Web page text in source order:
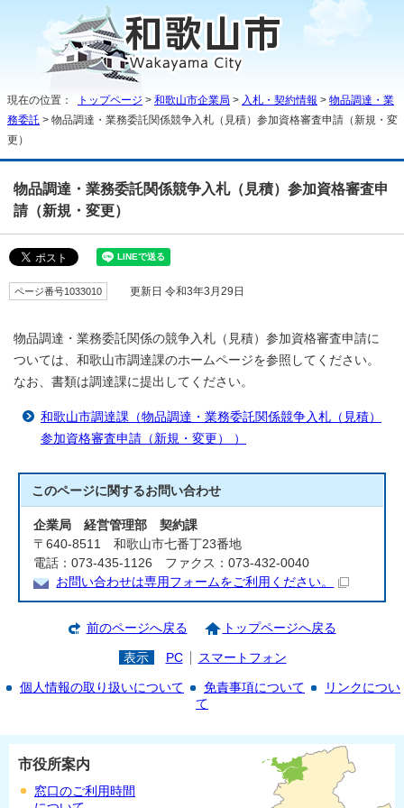
現在の位置： トップページ > 和歌山市企業局 > 入札・契約情報 > 物品調達・業
務委託 > 物品調達・業務委託関係競争入札（見積）参加資格審査申請（新規・変
更）
物品調達・業務委託関係競争入札（見積）参加資格審査申
請（新規・変更）
ページ番号1033010 更新日 令和3年3月29日
物品調達・業務委託関係の競争入札（見積）参加資格審査申請に
ついては、和歌山市調達課のホームページを参照してください。
なお、書類は調達課に提出してください。
和歌山市調達課（物品調達・業務委託関係競争入札（見積）
参加資格審査申請（新規・変更） ）
このページに関するお問い合わせ
企業局 経営管理部 契約課
〒640-8511 和歌山市七番丁23番地
電話：073-435-1126 ファクス：073-432-0040
お問い合わせは専用フォームをご利用ください。
前のページへ戻る トップページへ戻る
表示 PC スマートフォン
個人情報の取り扱いについて 免責事項について
リンクについ
て
市役所案内
窓口のご利用時間